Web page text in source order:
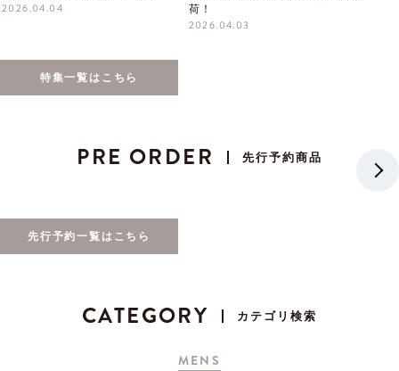
2026.04.04
荷！
2026.04.03
特集一覧はこちら
PRE ORDER 先行予約商品
先行予約一覧はこちら
CATEGORY カテゴリ検索
MENS